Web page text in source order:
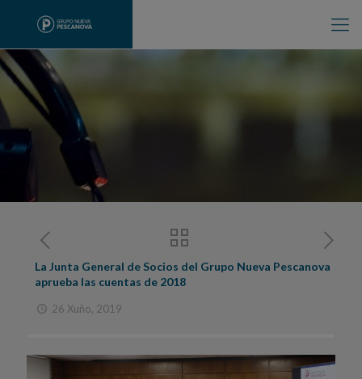
La Junta General de Socios del Grupo Nueva Pescanova
aprueba las cuentas de 2018
26 Xuño, 2019